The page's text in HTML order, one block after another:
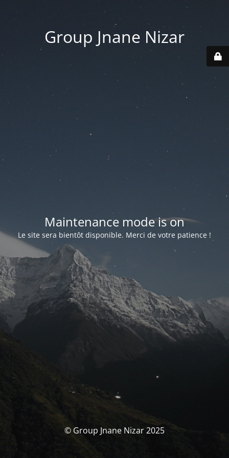
Group Jnane Nizar
Maintenance mode is on
Le site sera bientôt disponible. Merci de votre patience !
© Group Jnane Nizar 2025